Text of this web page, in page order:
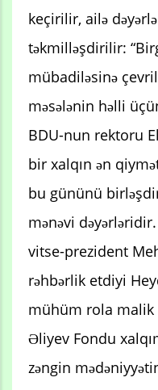
keçirilir, ailə
təkmilləşdirilir:
mübadiləsinə
məsələnin həlli
BDU-nun rektoru
bir xalqın ən
bu gününü
mənəvi
vitse-prezident
rəhbərlik etdiyi
mühüm rola malik
Əliyev Fondu
zəngin